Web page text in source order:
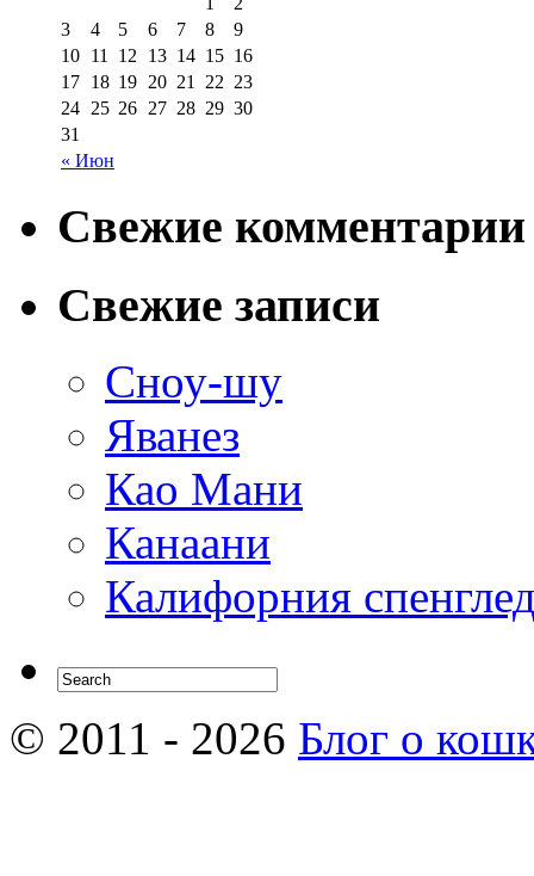
« Июн
3
4 5 6 7 8
9
10 11 12 13 14 15 16
17 18 19 20 21 22 23
24 25 26 27 28 29 30
31
Свежие комментарии
Свежие записи
Сноу-шу
Яванез
Као Мани
Канаани
Калифорния
© 2011 - 2026 Блог о